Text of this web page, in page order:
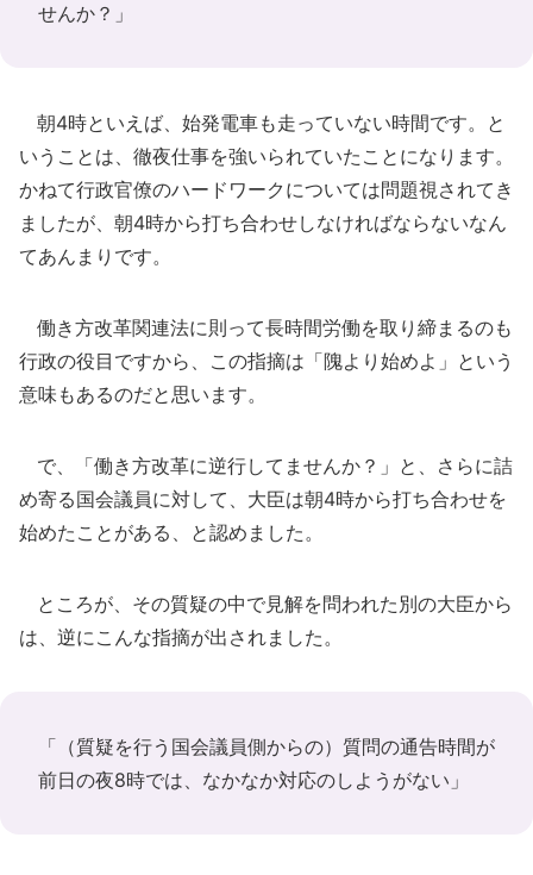
せんか？」
朝4時といえば、始発電車も走っていない時間です。と
いうことは、徹夜仕事を強いられていたことになります。
かねて行政官僚のハードワークについては問題視されてき
ましたが、朝4時から打ち合わせしなければならないなん
てあんまりです。
働き方改革関連法に則って長時間労働を取り締まるのも
行政の役目ですから、この指摘は「隗より始めよ」という
意味もあるのだと思います。
で、「働き方改革に逆行してませんか？」と、さらに詰
め寄る国会議員に対して、大臣は朝4時から打ち合わせを
始めたことがある、と認めました。
ところが、その質疑の中で見解を問われた別の大臣から
は、逆にこんな指摘が出されました。
「（質疑を行う国会議員側からの）質問の通告時間が
前日の夜8時では、なかなか対応のしようがない」